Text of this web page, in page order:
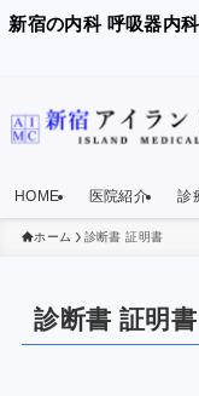
新宿の内科 呼吸器内
HOME 医院紹介 診
ホーム 診断書 証明書
診断書 証明書